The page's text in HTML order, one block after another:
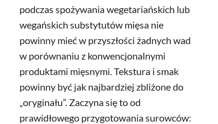
podczas spożywania wegetariańskich lub
wegańskich substytutów mięsa nie
powinny mieć w przyszłości żadnych wad
w porównaniu z konwencjonalnymi
produktami mięsnymi. Tekstura i smak
powinny być jak najbardziej zbliżone do
„oryginału”. Zaczyna się to od
prawidłowego przygotowania surowców: